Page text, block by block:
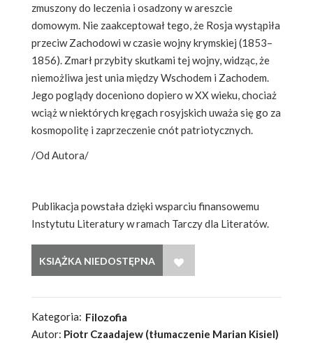
zmuszony do leczenia i osadzony w areszcie
domowym. Nie zaakceptował tego, że Rosja wystąpiła
przeciw Za­chodowi w czasie wojny krymskiej (1853–
1856). Zmarł przybity skutkami tej wojny, widząc, że
niemożliwa jest unia między Wschodem i Zachodem.
Jego poglądy doce­niono dopiero w XX wieku, chociaż
wciąż w niektórych kręgach rosyjskich uważa się go za
kosmopolitę i zaprze­czenie cnót patriotycznych.
/Od Autora/
Publikacja powstała dzięki wsparciu finansowemu
Instytutu Literatury w ramach Tarczy dla Literatów.
WISH LIST
Kategoria: Filozofia
Autor: Piotr Czaadajew (tłumaczenie Marian Kisiel)